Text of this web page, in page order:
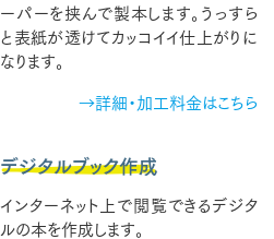
ーパーを挟んで製本します。うっすら
と表紙が透けてカッコイイ仕上がりに
なります。
→詳細・加工料金はこちら
デジタルブック作成
インターネット上で閲覧できるデジタ
ルの本を作成します。